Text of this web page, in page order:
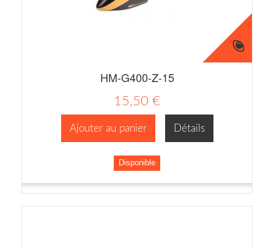
HM-G400-Z-15
15,50 €
Ajouter au panier Détails
Disponible